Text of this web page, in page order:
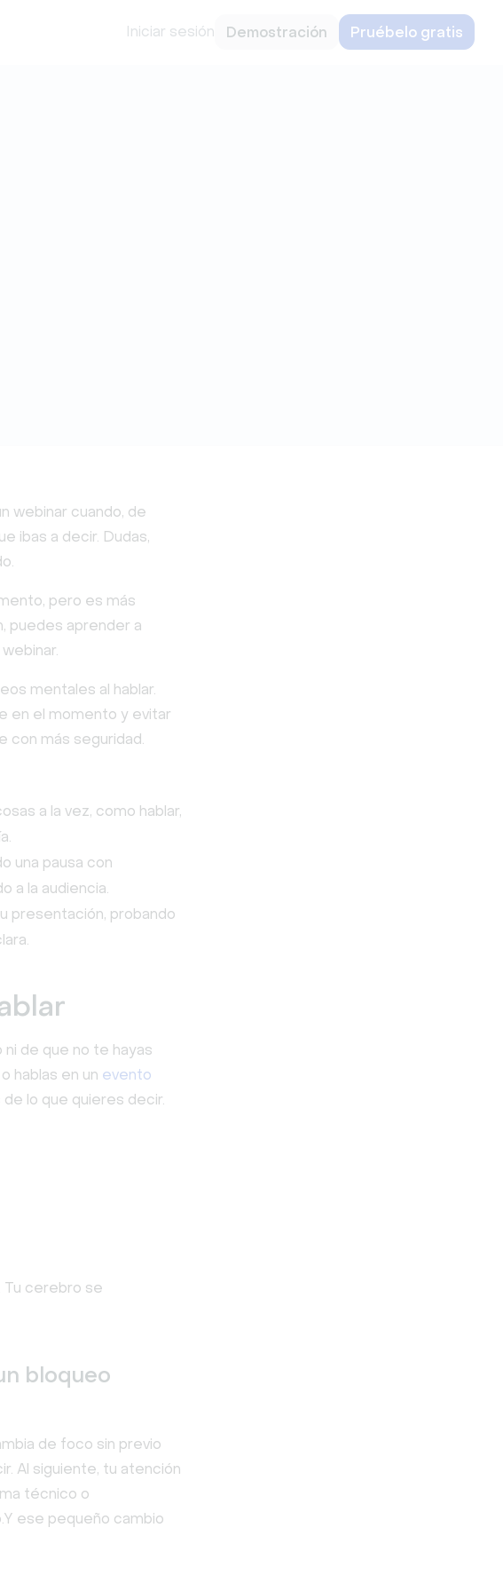
Iniciar sesión Demostración Pruébelo gratis
webinar cuando, de
ibas a decir. Dudas,
pero es más
puedes aprender a
mentales al hablar.
en el momento y evitar
con más seguridad.
a la vez, como hablar,
una pausa con
a la audiencia.
presentación, probando
de que no te hayas
o hablas en un evento
lo que quieres decir.
Tu cerebro se
bloqueo
de foco sin previo
Al siguiente, tu atención
técnico o
ese pequeño cambio